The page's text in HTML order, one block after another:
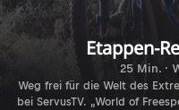
Etappen-
25 Min. ·
Weg frei für die Welt des
bei ServusTV. „World of